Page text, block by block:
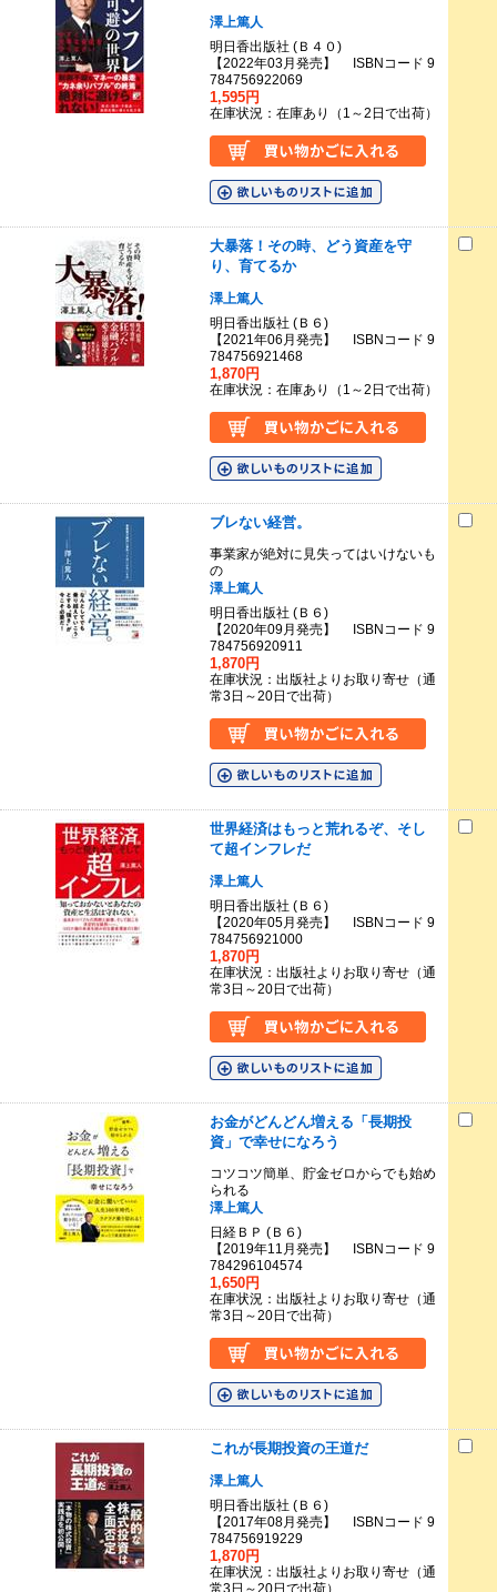
澤上篤人
明日香出版社 (Ｂ４０)
【2022年03月発売】 ISBNコード 9
784756922069
1,595円
在庫状況：在庫あり（1～2日で出荷）
大暴落！その時、どう資産を守
り、育てるか
澤上篤人
明日香出版社 (Ｂ６)
【2021年06月発売】 ISBNコード 9
784756921468
1,870円
在庫状況：在庫あり（1～2日で出荷）
ブレない経営。
事業家が絶対に見失ってはいけないも
の
澤上篤人
明日香出版社 (Ｂ６)
【2020年09月発売】 ISBNコード 9
784756920911
1,870円
在庫状況：出版社よりお取り寄せ（通
常3日～20日で出荷）
世界経済はもっと荒れるぞ、そし
て超インフレだ
澤上篤人
明日香出版社 (Ｂ６)
【2020年05月発売】 ISBNコード 9
784756921000
1,870円
在庫状況：出版社よりお取り寄せ（通
常3日～20日で出荷）
お金がどんどん増える「長期投
資」で幸せになろう
コツコツ簡単、貯金ゼロからでも始め
られる
澤上篤人
日経ＢＰ (Ｂ６)
【2019年11月発売】 ISBNコード 9
784296104574
1,650円
在庫状況：出版社よりお取り寄せ（通
常3日～20日で出荷）
これが長期投資の王道だ
澤上篤人
明日香出版社 (Ｂ６)
【2017年08月発売】 ISBNコード 9
784756919229
1,870円
在庫状況：出版社よりお取り寄せ（通
常3日～20日で出荷）